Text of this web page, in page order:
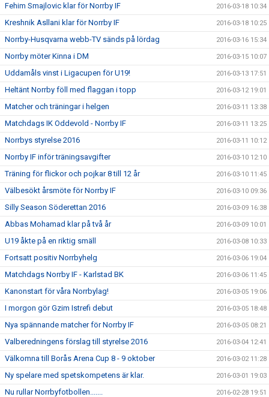
Fehim Smajlovic klar för Norrby IF 2016-03-18 10:34
Kreshnik Asllani klar för Norrby IF 2016-03-18 10:25
Norrby-Husqvarna webb-TV sänds på lördag 2016-03-16 15:34
Norrby möter Kinna i DM 2016-03-15 10:07
Uddamåls vinst i Ligacupen för U19! 2016-03-13 17:51
Heltänt Norrby föll med flaggan i topp 2016-03-12 19:01
Matcher och träningar i helgen 2016-03-11 13:38
Matchdags IK Oddevold - Norrby IF 2016-03-11 13:25
Norrbys styrelse 2016 2016-03-11 10:12
Norrby IF inför träningsavgifter 2016-03-10 12:10
Träning för flickor och pojkar 8 till 12 år 2016-03-10 11:45
Välbesökt årsmöte för Norrby IF 2016-03-10 09:36
Silly Season Söderettan 2016 2016-03-09 16:38
Abbas Mohamad klar på två år 2016-03-09 10:01
U19 åkte på en riktig smäll 2016-03-08 10:33
Fortsatt positiv Norrbyhelg 2016-03-06 19:04
Matchdags Norrby IF - Karlstad BK 2016-03-06 11:45
Kanonstart för våra Norrbylag! 2016-03-05 19:06
I morgon gör Gzim Istrefi debut 2016-03-05 18:48
Nya spännande matcher för Norrby IF 2016-03-05 08:21
Valberedningens förslag till styrelse 2016 2016-03-04 12:41
Välkomna till Borås Arena Cup 8 - 9 oktober 2016-03-02 11:28
Ny spelare med spetskompetens är klar. 2016-03-01 19:03
Nu rullar Norrbyfotbollen....... 2016-02-28 19:51